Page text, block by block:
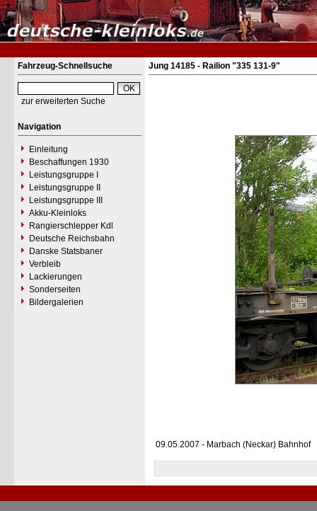
Fahrzeug-Schnellsuche
zur erweiterten Suche
Navigation
Einleitung
Beschaffungen 1930
Leistungsgruppe I
Leistungsgruppe II
Leistungsgruppe III
Akku-Kleinloks
Rangierschlepper Kdl
Deutsche Reichsbahn
Danske Statsbaner
Verbleib
Lackierungen
Sonderseiten
Bildergalerien
Jung 14185 - Railion "335 131-9"
09.05.2007 - Marbach (Neckar) Bahnhof